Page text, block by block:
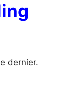
dernier.